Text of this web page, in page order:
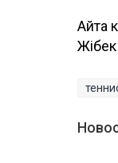
Айта